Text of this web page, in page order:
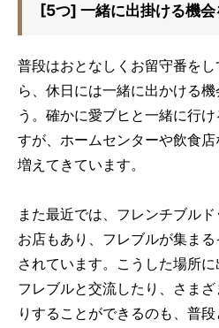
[5つ] 一緒に出掛ける機
普段はおとなしくお留守番を
ら、休日には一緒に出かける
う。確かに愛ブヒと一緒に行
すが、ホームセンターや飲食
増えてきています。
また最近では、フレンチブル
お店もあり、フレブルが集ま
されています。こうした場所
フレブルと交流したり、さま
りすることができるのも、普